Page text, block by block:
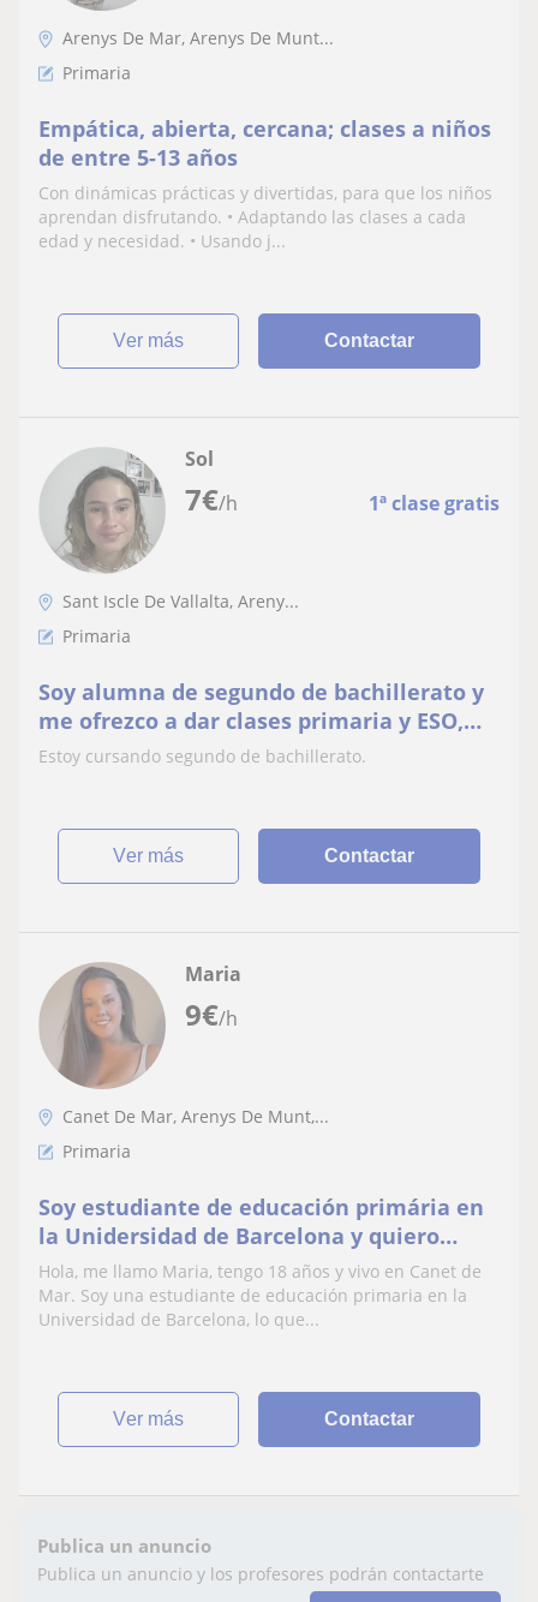
Arenys De Mar, Arenys De Munt...
Primaria
Empática, abierta, cercana; clases a niños
de entre 5-13 años
Con dinámicas prácticas y divertidas, para que los niños
aprendan disfrutando. • Adaptando las clases a cada
edad y necesidad. • Usando j...
ver más Contactar
7€/h 1ª clase gratis
Sol
Sant Iscle De Vallalta, Areny...
Primaria
Soy alumna de segundo de bachillerato y
me ofrezco a dar clases primaria y ESO,
puedo dar clases de manera presencial o
Estoy cursando segundo de bachillerato.
ver más Contactar
9€/h
Maria
Canet De Mar, Arenys De Munt,...
Primaria
Soy estudiante de educación primária en
la Unidersidad de Barcelona y quiero
enseñar y acompañar a niños y niñas de
primaria
Hola, me llamo Maria, tengo 18 años y vivo en Canet de
Mar. Soy una estudiante de educación primaria en la
Universidad de Barcelona, lo que...
ver más Contactar
Publica un anuncio
Publica un anuncio y los profesores podrán contactarte